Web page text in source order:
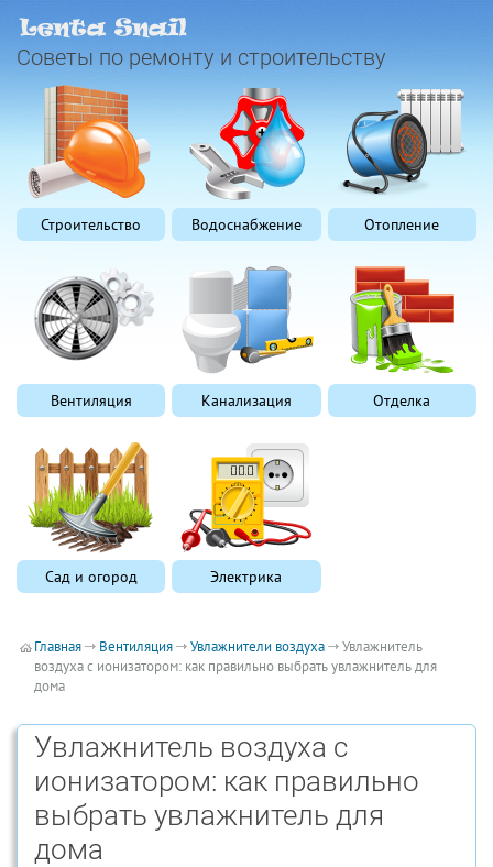
Советы по ремонту и строительству
Строительство Водоснабжение Отопление
Вентиляция Канализация Отделка
Сад и огород Электрика
Главная Вентиляция Увлажнители воздуха
Увлажнитель
воздуха с ионизатором: как правильно выбрать увлажнитель для
дома
Увлажнитель воздуха с
ионизатором: как правильно
выбрать увлажнитель для
дома